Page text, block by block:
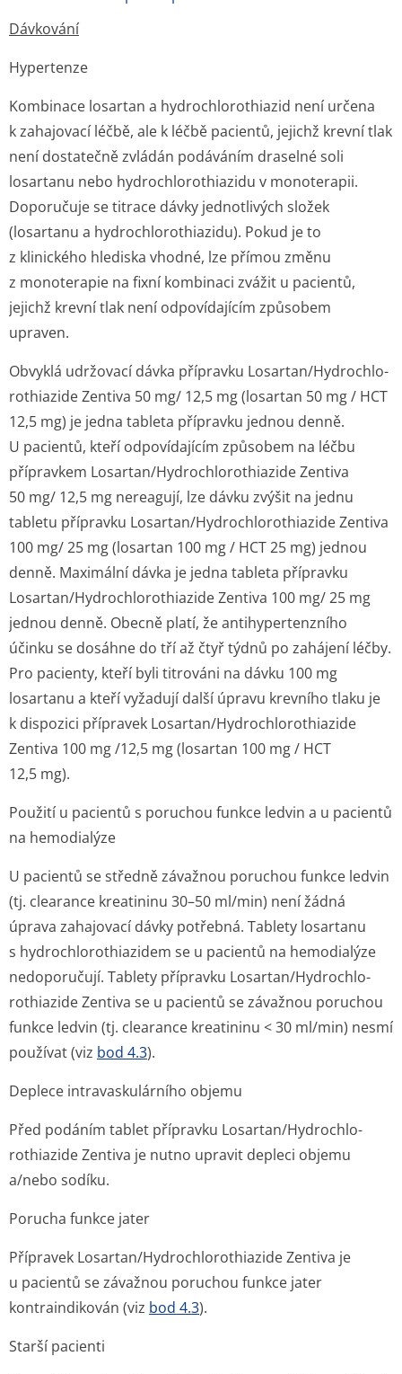
Dávkování
Hypertenze
Kombinace losartan a hydrochlorothiazid není určena
k zahajovací léčbě, ale k léčbě pacientů, jejichž krevní tlak
není dostatečně zvládán podáváním draselné soli
losartanu nebo hydrochlorothiazidu v monoterapii.
Doporučuje se titrace dávky jednotlivých složek
(losartanu a hydrochlorothi­azidu). Pokud je to
z klinického hlediska vhodné, lze přímou změnu
z monoterapie na fixní kombinaci zvážit u pacientů,
jejichž krevní tlak není odpovídajícím způsobem
upraven.
Obvyklá udržovací dávka přípravku Losartan/Hydrochlo­
rothiazide Zentiva 50 mg/ 12,5 mg (losartan 50 mg / HCT
12,5 mg) je jedna tableta přípravku jednou denně.
U pacientů, kteří odpovídajícím způsobem na léčbu
přípravkem Losartan/Hydrochlo­rothiazide Zentiva
50 mg/ 12,5 mg nereagují, lze dávku zvýšit na jednu
tabletu přípravku Losartan/Hydrochlo­rothiazide Zentiva
100 mg/ 25 mg (losartan 100 mg / HCT 25 mg) jednou
denně. Maximální dávka je jedna tableta přípravku
Losartan/Hydrochlo­rothiazide Zentiva 100 mg/ 25 mg
jednou denně. Obecně platí, že antihypertenzního
účinku se dosáhne do tří až čtyř týdnů po zahájení léčby.
Pro pacienty, kteří byli titrováni na dávku 100 mg
losartanu a kteří vyžadují další úpravu krevního tlaku je
k dispozici přípravek Losartan/Hydrochlo­rothiazide
Zentiva 100 mg /12,5 mg (losartan 100 mg / HCT
12,5 mg).
Použití u pacientů s poruchou funkce ledvin a u pacientů
na hemodialýze
U pacientů se středně závažnou poruchou funkce ledvin
(tj. clearance kreatininu 30–50 ml/min) není žádná
úprava zahajovací dávky potřebná. Tablety losartanu
s hydrochlorot­hiazidem se u pacientů na hemodialýze
nedoporučují. Tablety přípravku Losartan/Hydrochlo­
rothiazide Zentiva se u pacientů se závažnou poruchou
funkce ledvin (tj. clearance kreatininu < 30 ml/min) nesmí
používat (viz bod 4.3).
Deplece intravaskulárního objemu
Před podáním tablet přípravku Losartan/Hydrochlo­
rothiazide Zentiva je nutno upravit depleci objemu
a/nebo sodíku.
Porucha funkce jater
Přípravek Losartan/Hydrochlo­rothiazide Zentiva je
u pacientů se závažnou poruchou funkce jater
kontraindikován (viz bod 4.3).
Starší pacienti